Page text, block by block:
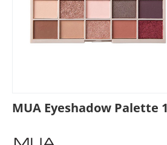
MUA Eyeshadow Palette